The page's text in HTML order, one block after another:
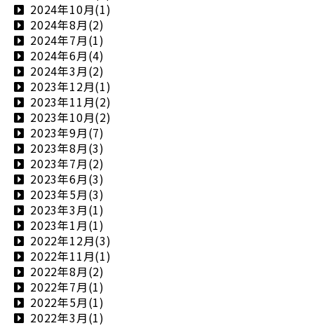
2024年10月(1)
2024年8月(2)
2024年7月(1)
2024年6月(4)
2024年3月(2)
2023年12月(1)
2023年11月(2)
2023年10月(2)
2023年9月(7)
2023年8月(3)
2023年7月(2)
2023年6月(3)
2023年5月(3)
2023年3月(1)
2023年1月(1)
2022年12月(3)
2022年11月(1)
2022年8月(2)
2022年7月(1)
2022年5月(1)
2022年3月(1)